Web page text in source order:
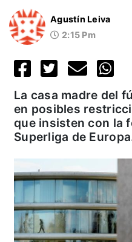
Agustín Leiva
2:15 Pm
La casa madre del
en posibles
que insisten con la
Superliga de